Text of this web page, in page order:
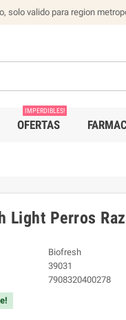
solo valido para region
OFERTAS
IMPERDIBLES!
Light Perros
Biofresh
39031
7908320400278